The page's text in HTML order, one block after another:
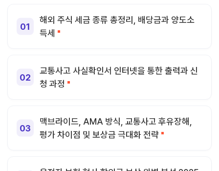
해외 주식 세금 종류 총정리, 배당금과 양도소
득세
교통사고 사실확인서 인터넷을 통한 출력과 신
청 과정
맥브라이드, AMA 방식, 교통사고 후유장해,
평가 차이점 및 보상금 극대화 전략